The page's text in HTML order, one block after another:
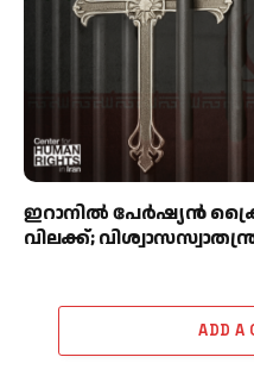
ഇറാനിൽ പേർഷ്യൻ
വിലക്ക്;
ADD A